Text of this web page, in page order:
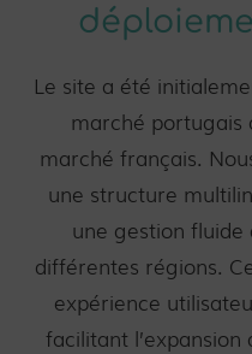
Le site a été
marché portugais
marché français.
une structure
une gestion fluide
différentes régions.
expérience
facilitant